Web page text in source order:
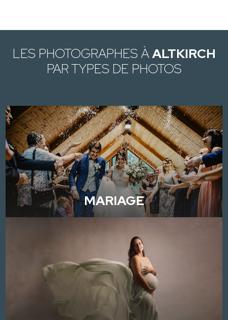
LES PHOTOGRAPHES ÀALTKIRCH
PAR TYPES DE PHOTOS
MARIAGE